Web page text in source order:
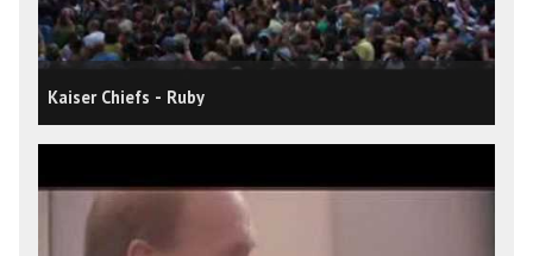
Kaiser Chiefs - Ruby